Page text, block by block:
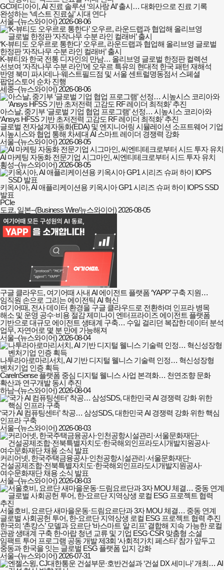
GC메디아이, AI 진료 솔루션 ‘의사랑 AI’ 출시… 대화만으로 진료 기록
완성하는 ‘넥스트 진료실’ 시대 연다
서울--(뉴스와이어) 2026-08-06
‘K-뷰티도 오우르로 통한다’ 오우르, 라운드랩과 협업해 올리브영 글로벌
한정판 ‘자작나무 수분 라인 컬래버’ 출시
K-뷰티와 한국 전통 디자인의 만남… 올리브영 글로벌 한정판 컬렉션
선보여 ‘자작나무 수분 라인’에 오우르 특유의 현대적 한국 패턴 재해석
반영 북미 파사데나·웨스트필드점 및 서울 센트럴명동점서 스페셜
팝업스토어 순차 진행
세종--(뉴스와이어) 2026-08-06
아스날, 중기부 ‘글로벌 기업 협업 프로그램’ 선정… 시높시스 코리아와
‘Ansys HFSS 기반 초저전력 고감도 RF 레이더 최적화’ 추진
글로벌 전자설계자동화(EDA) 및 엔지니어링 시뮬레이션 소프트웨어 기업
시높시스와 협업 통해 차세대 AI 스마트 레이더 경쟁력 강화
서울--(뉴스와이어) 2026-08-05
AI 마케팅 자동화 전문기업 시그마인, 씨엔티테크로부터 시드 투자 유치
횡성--(뉴스와이어) 2026-08-05
키옥시아, AI 애플리케이션용 키옥시아 GP1 시리즈 슈퍼 하이 IOPS SSD
발표
PCIe
도쿄, 일본--(Business Wire/뉴스와이어) 2026-08-05
구글 클라우드, 여기어때 사내 AI 에이전트 플랫폼 ‘YAPP’ 구축 지원…
임직원 손으로 그리는 에이전틱 AI 혁신
여기어때, 전사 데이터 환경을 구글 클라우드로 전환하며 인프라 병목
해소 및 운영 공수·비용 절감 제미나이 엔터프라이즈 에이전트 플랫폼
기반으로 대규모 에이전트 생태계 구축… 수일 걸리던 복잡한 데이터 분석
업무, 자연어로 몇 분 만에 가능해져
서울--(뉴스와이어) 2026-08-04
나투라아로마리서치, AI 기반 디지털 웰니스 기술력 인정… 혁신성장형
벤처기업 인증 획득
CareInSense 플랫폼 중심 디지털 웰니스 사업 본격화… 천연조향 문화
확산과 연구개발 동시 추진
하남--(뉴스와이어) 2026-08-04
‘국가 AI 컴퓨팅센터’ 착공… 삼성SDS, 대한민국 AI 경쟁력 강화 위한 핵심
인프라 구축
서울--(뉴스와이어) 2026-08-03
커리어넷, 한국주택금융공사·인천공항시설관리·서울문화재단·
건설공제조합·전북특별자치도·한국해외인프라도시개발지원공사·
여수문화재단 채용 소식 발표
서울--(뉴스와이어) 2026-08-03
서울호비, 요르단 새마을운동·드림요르단과 3자 MOU 체결… 중동 연계
글로벌 사회공헌 투어, 한-요르단 지역상생 로컬 ESG 프로젝트 협력 추진
한국의 ‘촌캉스’ 모델과 요르단 ‘바스마트 알 리프’ 결합해 지속 가능한 로컬
관광 생태계 구축 한-아랍 청년 교류 및 기업 ESG·CSR 맞춤형 소셜
임팩트 투어 프로그램 공동 개발 제3회 ‘사회적가치 페스타’ 참가 앞두고
중동과 한국을 잇는 글로벌 ESG 플랫폼 입지 강화
서울--(뉴스와이어) 2026-07-31